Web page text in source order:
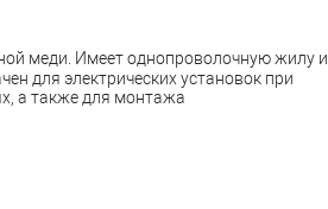
меди. Имеет однопроволочную жилу и
для электрических установок при
а также для монтажа